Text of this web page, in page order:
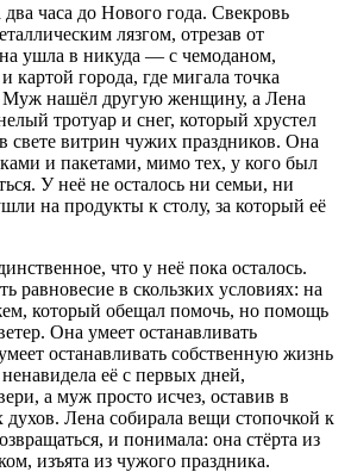
часа до Нового года. Свекровь
лязгом, отрезав от
ушла в никуда — с чемоданом,
картой города, где мигала точка
Муж нашёл другую женщину, а Лена
тротуар и снег, который хрустел
свете витрин чужих праздников. Она
и пакетами, мимо тех, у кого был
У неё не осталось ни семьи, ни
на продукты к столу, за который её
что у неё пока осталось.
равновесие в скользких условиях: на
который обещал помочь, но помощь
Она умеет останавливать
останавливать собственную жизнь
её с первых дней,
а муж просто исчез, оставив в
духов. Лена собирала вещи стопочкой к
и понимала: она стёрта из
изъята из чужого праздника.